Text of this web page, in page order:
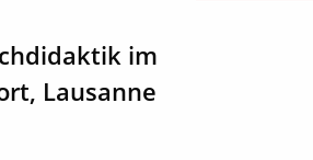
im
Lausanne